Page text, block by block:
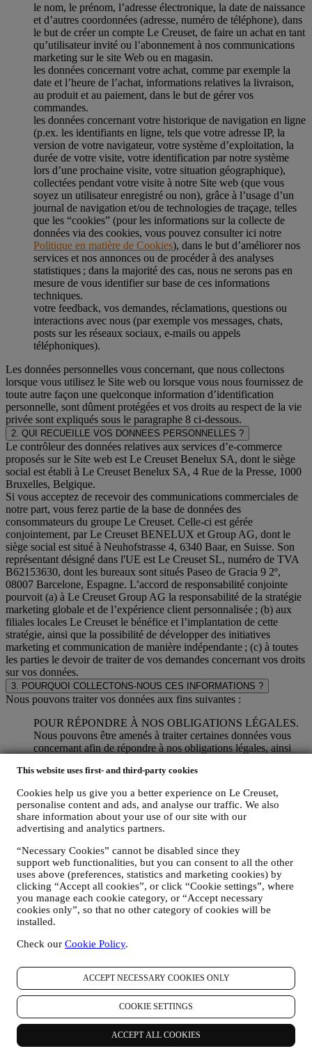
This website uses first- and third-party cookies
Cookies help us give you a better experience on Le Creuset,
personalise content and ads, and analyse our traffic. We also
share information about your use of our site with our
advertising and analytics partners.
“Necessary Cookies” cannot be disabled since they
support web functionalities, but you can consent to all the other
uses above (preferences, statistics and marketing cookies) by
clicking “Accept all cookies”, or click “Cookie settings”, where
you manage each cookie category, or “Accept necessary
cookies only”, so that no other category of cookies will be
installed.
Check our Cookie Policy.
ACCEPT NECESSARY COOKIES ONLY
COOKIE SETTINGS
ACCEPT ALL COOKIES
le nom, le prénom, l’adresse électronique, la date de naissance
et d’autres coordonnées (adresse, numéro de téléphone), dans
le but de créer un compte Le Creuset, de faire un achat en tant
qu’utilisateur invité ou l’abonnement à nos communications
marketing sur le site Web ou en magasin.
les données concernant votre achat, comme par exemple la
date et l’heure de l’achat, informations relatives la livraison,
au produit et au paiement, dans le but de gérer vos
commandes.
les données concernant votre historique de navigation en ligne
(p.ex. les identifiants en ligne, tels que votre adresse IP, la
version de votre navigateur, votre système d’exploitation, la
durée de votre visite, votre identification par notre système
lors d’une prochaine visite, votre situation géographique),
collectées pendant votre visite à notre Site web (que vous
soyez un utilisateur enregistré ou non), grâce à l’usage d’un
journal de navigation et/ou de technologies de traçage, telles
que les “cookies” (pour les informations sur la collecte de
données via des cookies, vous pouvez consulter ici notre
Politique en matière de Cookies), dans le but d’améliorer nos
services et nos annonces ou de procéder à des analyses
statistiques ; dans la majorité des cas, nous ne serons pas en
mesure de vous identifier sur base de ces informations
techniques.
votre feedback, vos demandes, réclamations, questions ou
interactions avec nous (par exemple vos messages, chats,
posts sur les réseaux sociaux, e-mails ou appels
téléphoniques).
Les données personnelles vous concernant, que nous collectons
lorsque vous utilisez le Site web ou lorsque vous nous fournissez de
toute autre façon une quelconque information d’identification
personnelle, sont dûment protégées et vos droits au respect de la vie
privée sont expliqués sous le paragraphe 8 ci-dessous.
2. QUI RECUEILLE VOS DONNEES PERSONNELLES ?
Le contrôleur des données relatives aux services d’e-commerce
proposés sur le Site web est Le Creuset Benelux SA, dont le siège
social est établi à Le Creuset Benelux SA, 4 Rue de la Presse, 1000
Bruxelles, Belgique.
Si vous acceptez de recevoir des communications commerciales de
notre part, vous ferez partie de la base de données des
consommateurs du groupe Le Creuset. Celle-ci est gérée
conjointement, par Le Creuset BENELUX et Group AG, dont le
siège social est situé à Neuhofstrasse 4, 6340 Baar, en Suisse. Son
représentant désigné dans l'UE est Le Creuset SL, numéro de TVA
B62153630, dont les bureaux sont situés Paseo de Gracia 9 2º,
08007 Barcelone, Espagne. L’accord de responsabilité conjointe
pourvoit (a) à Le Creuset Group AG la responsabilité de la stratégie
marketing globale et de l’expérience client personnalisée ; (b) aux
filiales locales Le Creuset le bénéfice et l’implantation de cette
stratégie, ainsi que la possibilité de développer des initiatives
marketing et communication de manière indépendante ; (c) à toutes
les parties le devoir de traiter de vos demandes concernant vos droits
sur vos données.
3. POURQUOI COLLECTONS-NOUS CES INFORMATIONS ?
Nous pouvons traiter vos données aux fins suivantes :
POUR RÉPONDRE À NOS OBLIGATIONS LÉGALES.
Nous pouvons être amenés à traiter certaines données vous
concernant afin de répondre à nos obligations légales, ainsi
les pouvoirs publics.
Nous utiliserons vos données pour créer un compte Le
Creuset, qui vous donnera accès à une série d’avantages
réservés aux utilisateurs enregistrés, qui vous permettra de
mieux tirer profit de nos services, comme un passage plus
rapide à la caisse et la sauvegarde de multiples adresses
d’expédition ou de consulter et de tracer les commandes.
Toute activité de traitement est requise pour nous permettre de
vous offrir ces services en tant que détenteur d’un compte Le
Creuset.
POUR GÉRER VOS COMMANDES ET ASSURER LA
FOURNITURE DE NOS PRODUITS OU LA
PROPOSER NOTRE ASSISTANCE.
contractuelle avec vous, vos achats de produits sur le Site web
et en boutique Le Creuset, votre utilisation du Site web, toute
assistance après-vente ultérieure ou votre participation à nos
concours. Nous pourrons avoir à traiter certaines données
vous concernant pour gérer nos obligations administratives
liées à notre relation contractuelle avec vous, telles que la
comptabilité, la facturation et certaines vérifications, la